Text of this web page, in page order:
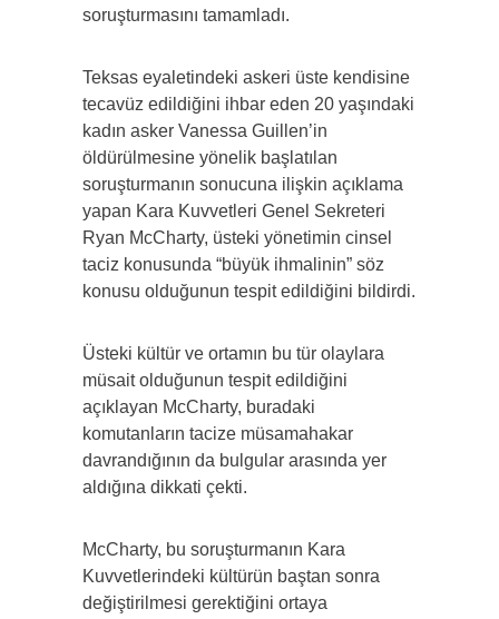
soruşturmasını tamamladı.
Teksas eyaletindeki askeri üste kendisine
tecavüz edildiğini ihbar eden 20 yaşındaki
kadın asker Vanessa Guillen’in
öldürülmesine yönelik başlatılan
soruşturmanın sonucuna ilişkin açıklama
yapan Kara Kuvvetleri Genel Sekreteri
Ryan McCharty, üsteki yönetimin cinsel
taciz konusunda “büyük ihmalinin” söz
konusu olduğunun tespit edildiğini bildirdi.
Üsteki kültür ve ortamın bu tür olaylara
müsait olduğunun tespit edildiğini
açıklayan McCharty, buradaki
komutanların tacize müsamahakar
davrandığının da bulgular arasında yer
aldığına dikkati çekti.
McCharty, bu soruşturmanın Kara
Kuvvetlerindeki kültürün baştan sonra
değiştirilmesi gerektiğini ortaya